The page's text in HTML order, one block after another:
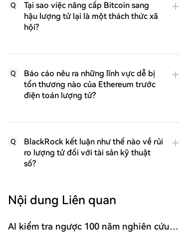
Q
Tại sao việc nâng cấp Bitcoin sang
hậu lượng tử lại là một thách thức xã
hội?
Q
Báo cáo nêu ra những lĩnh vực dễ bị
tổn thương nào của Ethereum trước
điện toán lượng tử?
Q
BlackRock kết luận như thế nào về rủi
ro lượng tử đối với tài sản kỹ thuật
số?
Nội dung Liên quan
AI kiểm tra ngược 100 năm nghiên cứu: